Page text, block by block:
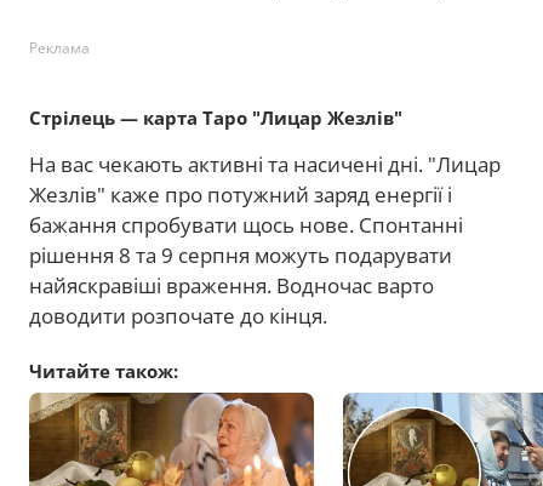
Реклама
Стрілець — карта Таро "Лицар Жезлів"
На вас чекають активні та насичені дні. "Лицар
Жезлів" каже про потужний заряд енергії і
бажання спробувати щось нове. Спонтанні
рішення 8 та 9 серпня можуть подарувати
найяскравіші враження. Водночас варто
доводити розпочате до кінця.
Читайте також: